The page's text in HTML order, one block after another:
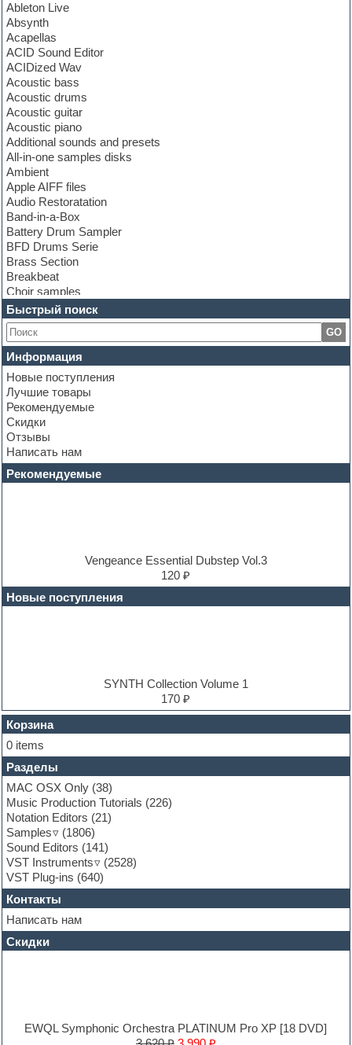
Ableton Live
Absynth
Acapellas
ACID Sound Editor
ACIDized Wav
Acoustic bass
Acoustic drums
Acoustic guitar
Acoustic piano
Additional sounds and presets
All-in-one samples disks
Ambient
Apple AIFF files
Audio Restoratation
Band-in-a-Box
Battery Drum Sampler
BFD Drums Serie
Brass Section
Breakbeat
Choir samples
Chris Hein Samples
Cinematic samples
Club bass
Club leads
Club sounds
Construction kits
Convolution
Cubase
Dance drums
Dance music production tutorials
DAW
Disco samples
DJ Software
E-MU Samples
Electric guitar
Electric piano
EXS24 Instruments
FL Studio
Flute
Folk samples
Fruityloops
Funk
Garritan
General MIDI kits
Guitar emulation
Guitar loops
Guitar processing and effects
Hands-up samples
Hardstyle
Heavy metal sample packs
Hip-hop
House music
Hypersonic
Jazz
Loops
Maschine Expansion
Быстрый поиск
GO
Информация
Новые поступления
Лучшие товары
Рекомендуемые
Скидки
Отзывы
Написать нам
Рекомендуемые
Vengeance Essential Dubstep Vol.3
120 ₽
Новые поступления
SYNTH Collection Volume 1
170 ₽
Корзина
0 items
Разделы
MAC OSX Only (38)
Music Production Tutorials (226)
Notation Editors (21)
Samples
(1806)
Sound Editors (141)
VST Instruments
(2528)
VST Plug-ins (640)
Контакты
Написать нам
Скидки
EWQL Symphonic Orchestra PLATINUM Pro XP [18 DVD]